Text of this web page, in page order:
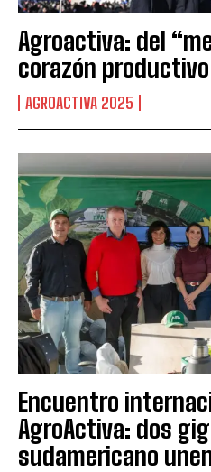
Agroactiva: del
corazón
AGROACTIVA 2025
Encuentro
AgroActiva: dos
sudamericano